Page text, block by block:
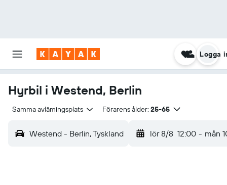
Logga
Hyrbil i Westend, Berlin
Samma avlämingsplats Förarens ålder: 25-65
Westend - Berlin, Tyskland lör 8/8 12:00 - mån